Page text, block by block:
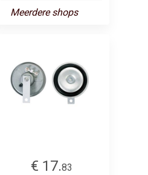
Meerdere shops
€ 17.83